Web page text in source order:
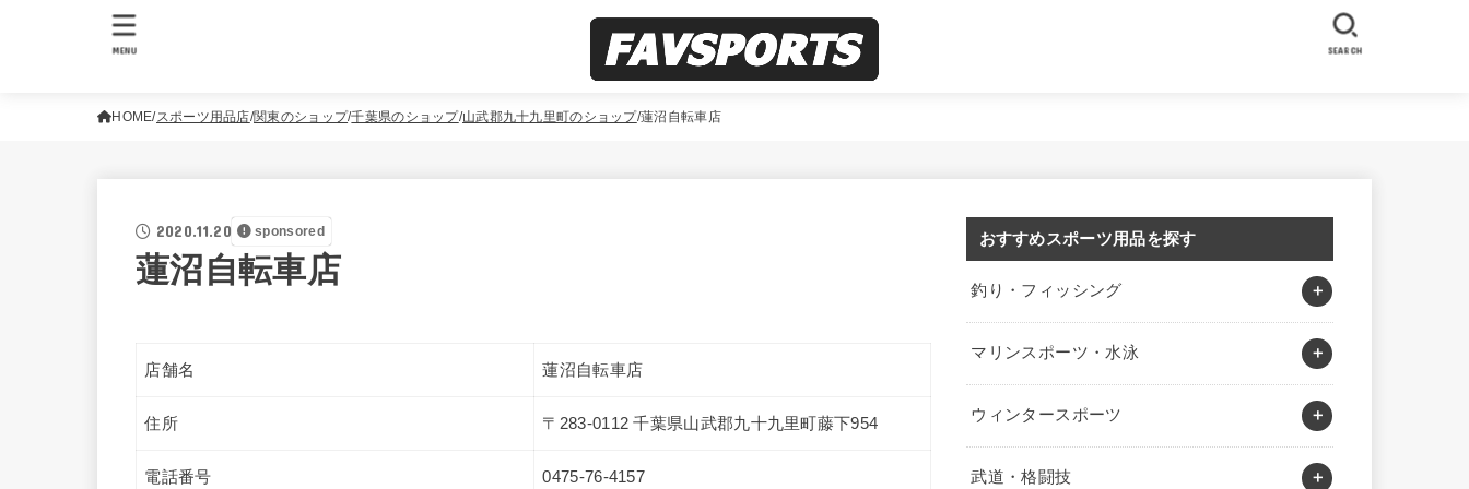
SEARCH
MENU
HOME スポーツ用品店 関東のショップ 千葉県のショップ 山武郡九十九里町のショップ 蓮沼自転車店
2020.11.20 sponsored
蓮沼自転車店
店舗名 蓮沼自転車店
住所 〒283-0112 千葉県山武郡九十九里町藤下954
電話番号 0475-76-4157
おすすめスポーツ用品を探す
釣り・フィッシング
マリンスポーツ・水泳
ウィンタースポーツ
武道・格闘技